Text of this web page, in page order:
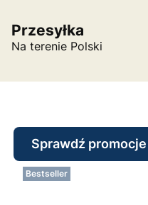
Przesyłka
Na terenie Polski
Sprawdź promocje
Bestseller